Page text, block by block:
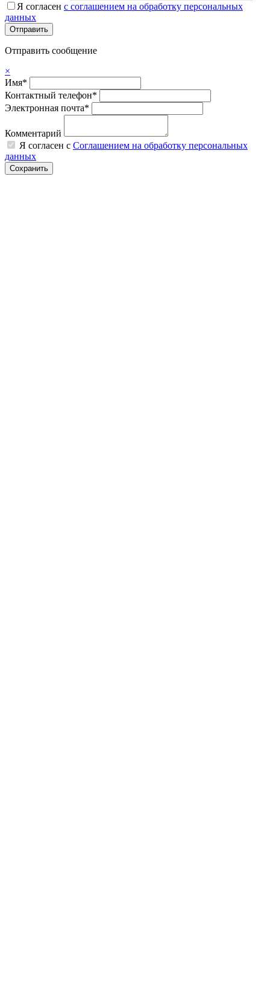
Я согласен с соглашением на обработку персональных
данных
Отправить сообщение
×
Имя*
Контактный телефон*
Электронная почта*
Комментарий
Я согласен с Соглашением на обработку персональных
данных